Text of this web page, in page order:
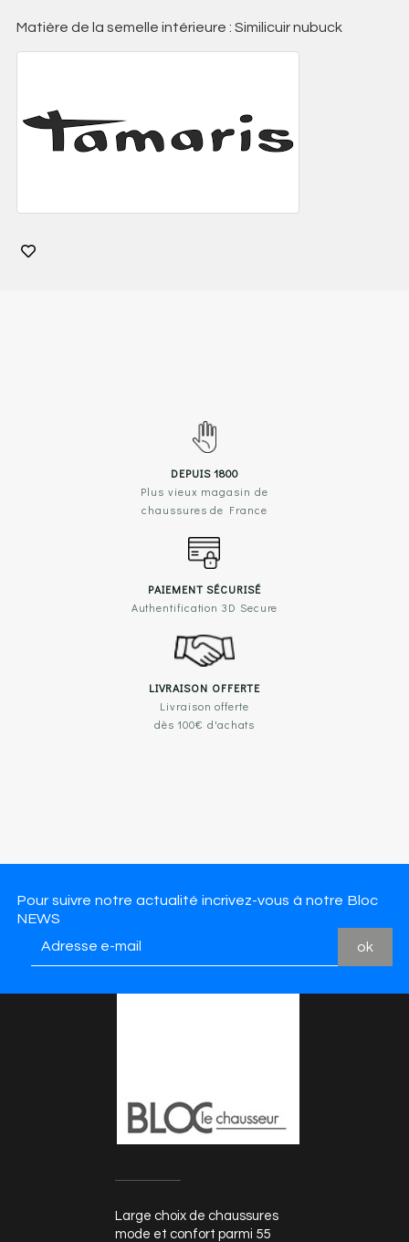
Matière de la semelle intérieure : Similicuir nubuck
DEPUIS 1800
Plus vieux magasin de
chaussures de France
PAIEMENT SÉCURISÉ
Authentification 3D Secure
LIVRAISON OFFERTE
Livraison offerte
dès 100€ d'achats
Pour suivre notre actualité incrivez-vous à notre Bloc
NEWS
Large choix de chaussures
mode et confort parmi 55